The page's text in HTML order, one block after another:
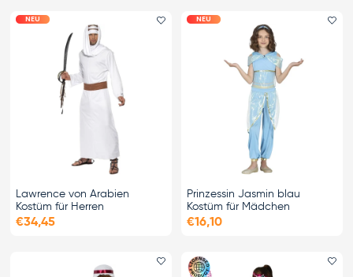
NEU Favorit hinzufügen
Lawrence von Arabien
Kostüm für Herren
€34,45
NEU
Prinzessin Jasmin blau
Kostüm für Mädchen
€16,10
Favorit hinzufügen